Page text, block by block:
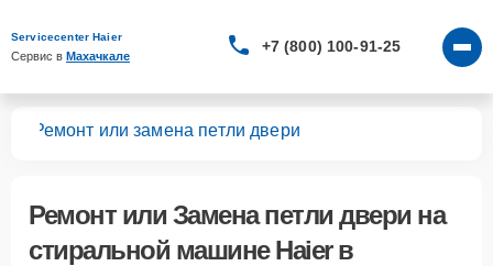
Servicecenter Haier
Сервис в Махачкале
+7 (800) 100-91-25
Ремонт или замена петли двери
Ремонт или Замена петли двери на
стиральной машине Haier в